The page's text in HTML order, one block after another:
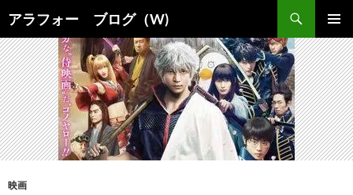
ン
テ
ン
ツ
へ
ス
キ
ッ
プ
アラフォー ブログ（W)
索
メインメ
ニュー
映画